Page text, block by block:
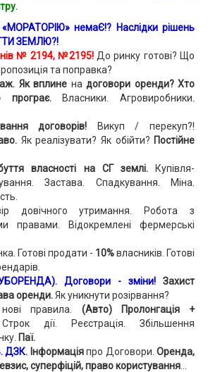
немаЄ!? Наслідки рішень
ЗЕМЛЮ?!
№ 2194, №2195! До ринку готові? Що
та поправка?
Як вплине надоговори оренди? Хто
програє.Власники. Агровиробники.
договорів! Викуп / перекуп?!
Як реалізувати? Як обійти? Постійне
власності на СГ землі.
Купівля-
Застава. Спадкування. Міна.
довічного утримання. Робота з
правами. Відокремлені фермерські
Готові продати - 10%власників. Готові
Договори - зміни!Захист
оренди.Як уникнути розірвання?
правила. (Авто)
Пролонгація +
дії. Реєстрація. Збільшення
Паї.
ДЗК. Інформаціяпро Договори.Оренда,
суперфіцій, право користування...